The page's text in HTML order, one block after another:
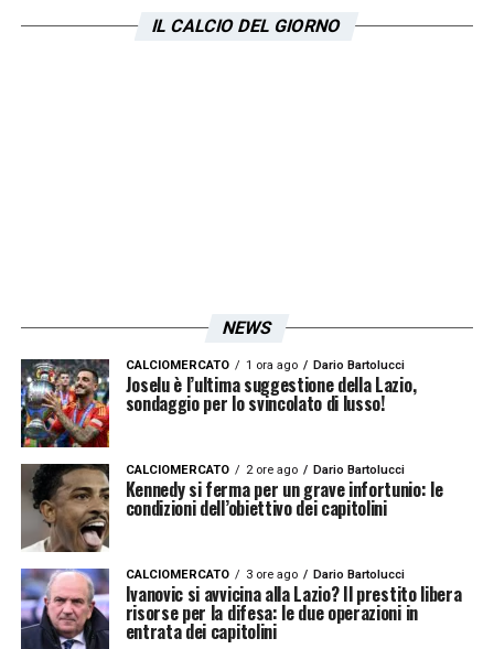
Paletta ha trovato una nuova squadra.
IL CALCIO DEL GIORNO
NEWS
CALCIOMERCATO 1 ora ago Dario Bartolucci
Joselu è l’ultima suggestione della Lazio,
sondaggio per lo svincolato di lusso!
CALCIOMERCATO 2 ore ago Dario Bartolucci
Kennedy si ferma per un grave infortunio: le
condizioni dell’obiettivo dei capitolini
CALCIOMERCATO 3 ore ago Dario Bartolucci
Ivanovic si avvicina alla Lazio? Il prestito libera
risorse per la difesa: le due operazioni in
entrata dei capitolini